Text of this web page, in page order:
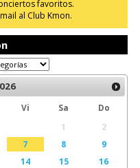
favoritos.
al Club Kmon.
Vi Sa
Do
1
2
7 8
9
14 15
16